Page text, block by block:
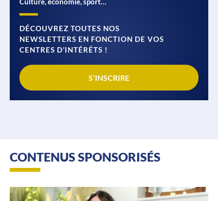
DÉCOUVREZ TOUTES NOS
NEWSLETTERS EN FONCTION DE VOS
CENTRES D’INTÉRÉTS !
S’INSCRIRE
CONTENUS SPONSORISÉS